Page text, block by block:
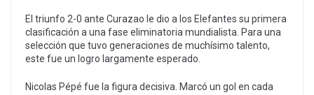
El triunfo 2-0 ante Curazao le dio a los Elefantes su primera
clasificación a una fase eliminatoria mundialista. Para una
selección que tuvo generaciones de muchísimo talento,
este fue un logro largamente esperado.
Nicolas Pépé fue la figura decisiva. Marcó un gol en cada